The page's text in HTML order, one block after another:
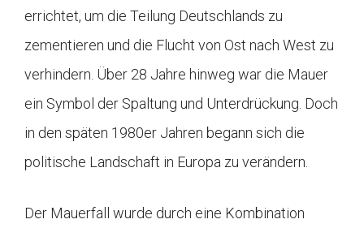
errichtet, um die Teilung Deutschlands zu
zementieren und die Flucht von Ost nach West zu
verhindern. Über 28 Jahre hinweg war die Mauer
ein Symbol der Spaltung und Unterdrückung. Doch
in den späten 1980er Jahren begann sich die
politische Landschaft in Europa zu verändern.
Der Mauerfall wurde durch eine Kombination